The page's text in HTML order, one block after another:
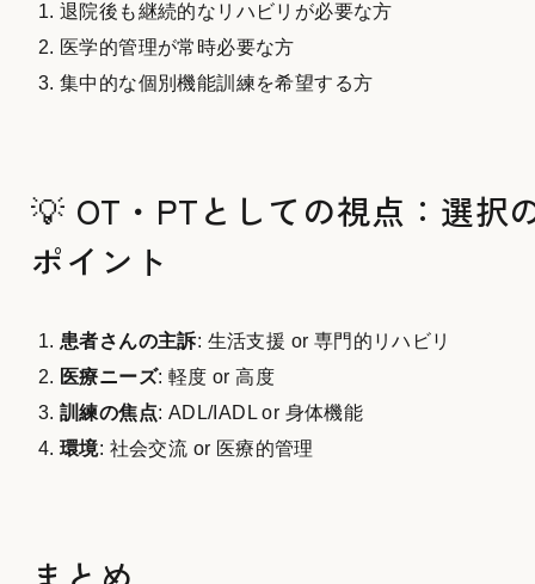
退院後も継続的なリハビリが必要な方
医学的管理が常時必要な方
集中的な個別機能訓練を希望する方
💡 OT・PTとしての視点：選択
ポイント
患者さんの主訴: 生活支援 or 専門的リハビリ
医療ニーズ: 軽度 or 高度
訓練の焦点: ADL/IADL or 身体機能
環境: 社会交流 or 医療的管理